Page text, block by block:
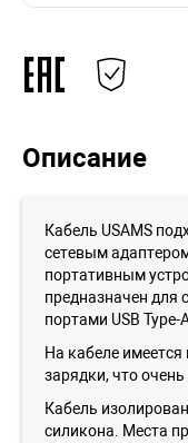
Описание
Кабель USAMS
сетевым
портативным
предназначен для
портами USB Type-
На кабеле
зарядки, что
Кабель
силикона. Места